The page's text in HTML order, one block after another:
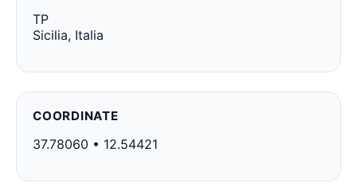
TP
Sicilia, Italia
COORDINATE
37.78060 • 12.54421